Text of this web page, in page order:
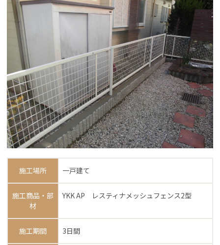
施工場所 一戸建て
施工商品・部
材
YKK AP レスティナメッシュフェンス2型
施工期間 3日間